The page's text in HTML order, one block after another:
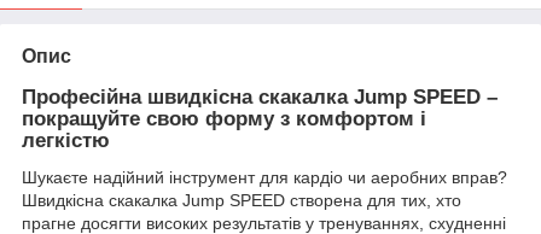
Опис
Професійна швидкісна скакалка Jump SPEED –
покращуйте свою форму з комфортом і
легкістю
Шукаєте надійний інструмент для кардіо чи аеробних вправ?
Швидкісна скакалка Jump SPEED створена для тих, хто
прагне досягти високих результатів у тренуваннях, схудненні